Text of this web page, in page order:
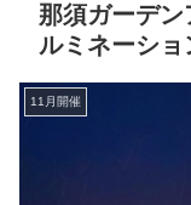
那須ガーデ
ルミネーショ
11月開催